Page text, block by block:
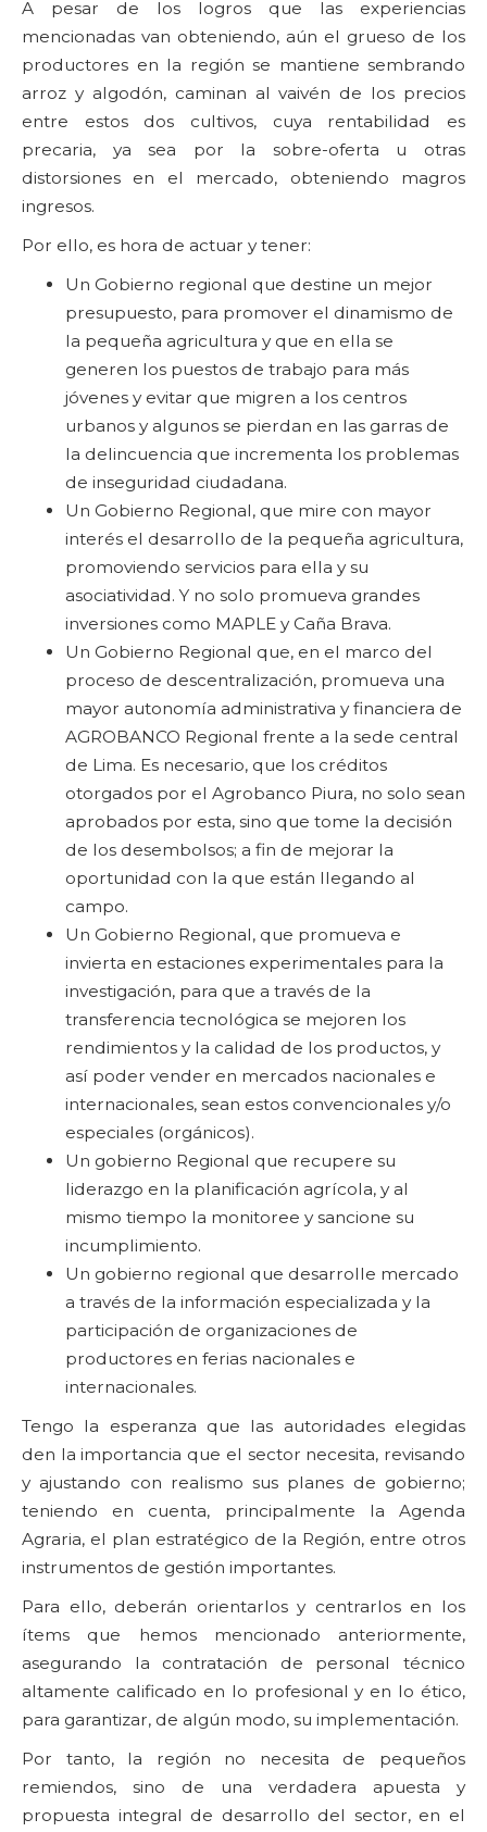
A pesar de los logros que las experiencias
mencionadas van obteniendo, aún el grueso de los
productores en la región se mantiene sembrando
arroz y algodón, caminan al vaivén de los precios
entre estos dos cultivos, cuya rentabilidad es
precaria, ya sea por la sobre-oferta u otras
distorsiones en el mercado, obteniendo magros
ingresos.
Por ello, es hora de actuar y tener:
Un Gobierno regional que destine un mejor
presupuesto, para promover el dinamismo de
la pequeña agricultura y que en ella se
generen los puestos de trabajo para más
jóvenes y evitar que migren a los centros
urbanos y algunos se pierdan en las garras de
la delincuencia que incrementa los problemas
de inseguridad ciudadana.
Un Gobierno Regional, que mire con mayor
interés el desarrollo de la pequeña agricultura,
promoviendo servicios para ella y su
asociatividad. Y no solo promueva grandes
inversiones como MAPLE y Caña Brava.
Un Gobierno Regional que, en el marco del
proceso de descentralización, promueva una
mayor autonomía administrativa y financiera de
AGROBANCO Regional frente a la sede central
de Lima. Es necesario, que los créditos
otorgados por el Agrobanco Piura, no solo sean
aprobados por esta, sino que tome la decisión
de los desembolsos; a fin de mejorar la
oportunidad con la que están llegando al
campo.
Un Gobierno Regional, que promueva e
invierta en estaciones experimentales para la
investigación, para que a través de la
transferencia tecnológica se mejoren los
rendimientos y la calidad de los productos, y
así poder vender en mercados nacionales e
internacionales, sean estos convencionales y/o
especiales (orgánicos).
Un gobierno Regional que recupere su
liderazgo en la planificación agrícola, y al
mismo tiempo la monitoree y sancione su
incumplimiento.
Un gobierno regional que desarrolle mercado
a través de la información especializada y la
participación de organizaciones de
productores en ferias nacionales e
internacionales.
Tengo la esperanza que las autoridades elegidas
den la importancia que el sector necesita, revisando
y ajustando con realismo sus planes de gobierno;
teniendo en cuenta, principalmente la Agenda
Agraria, el plan estratégico de la Región, entre otros
instrumentos de gestión importantes.
Para ello, deberán orientarlos y centrarlos en los
ítems que hemos mencionado anteriormente,
asegurando la contratación de personal técnico
altamente calificado en lo profesional y en lo ético,
para garantizar, de algún modo, su implementación.
Por tanto, la región no necesita de pequeños
remiendos, sino de una verdadera apuesta y
propuesta integral de desarrollo del sector, en el